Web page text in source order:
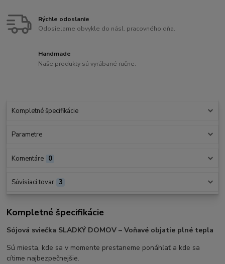
Rýchle odoslanie
Odosielame obvykle do násl. pracovného dňa.
Handmade
Naše produkty sú vyrábané ručne.
Kompletné špecifikácie
Parametre
Komentáre 0
Súvisiaci tovar 3
Kompletné špecifikácie
Sójová sviečka SLADKÝ DOMOV – Voňavé objatie plné tepla
Sú miesta, kde sa v momente prestaneme ponáhľať a kde sa
cítime najbezpečnejšie.